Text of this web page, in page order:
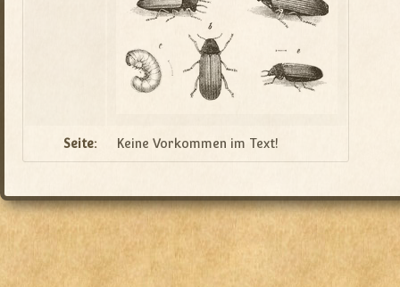
Seite: Keine Vorkommen im Text!